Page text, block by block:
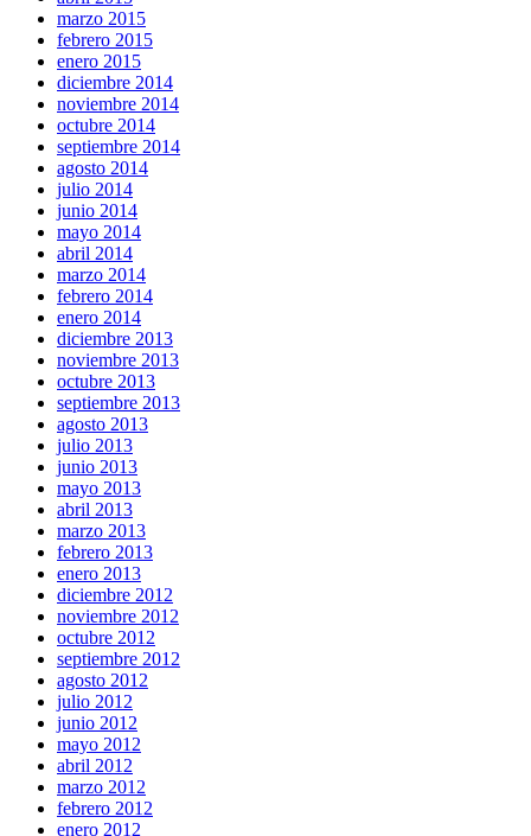
marzo 2015
febrero 2015
enero 2015
diciembre 2014
noviembre 2014
octubre 2014
septiembre 2014
agosto 2014
julio 2014
junio 2014
mayo 2014
abril 2014
marzo 2014
febrero 2014
enero 2014
diciembre 2013
noviembre 2013
octubre 2013
septiembre 2013
agosto 2013
julio 2013
junio 2013
mayo 2013
abril 2013
marzo 2013
febrero 2013
enero 2013
diciembre 2012
noviembre 2012
octubre 2012
septiembre 2012
agosto 2012
julio 2012
junio 2012
mayo 2012
abril 2012
marzo 2012
febrero 2012
enero 2012